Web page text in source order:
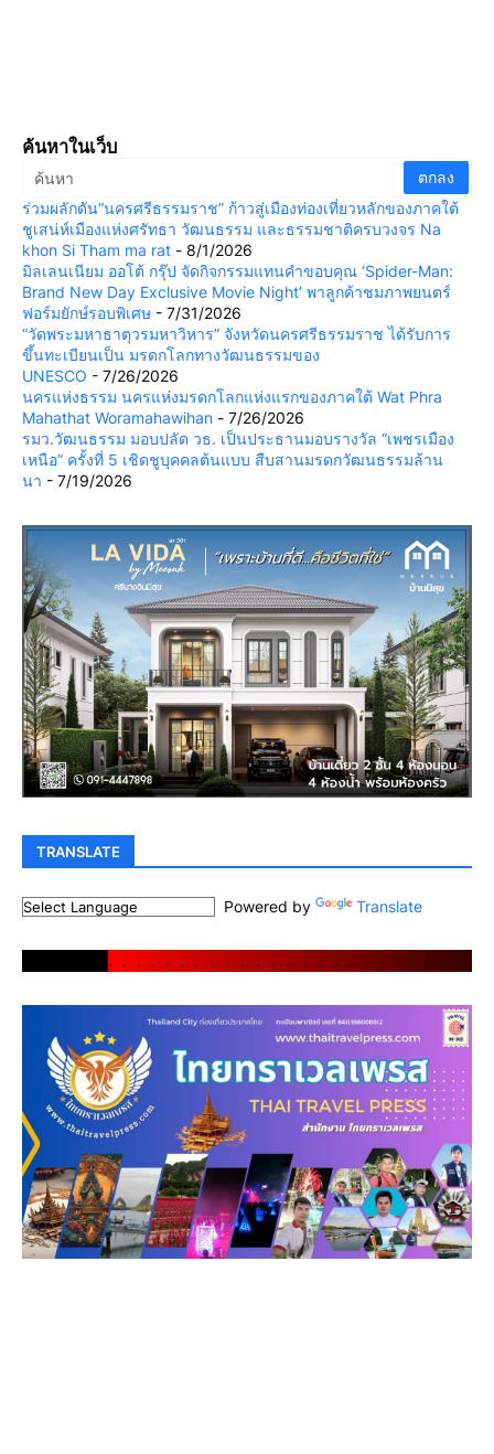
ค้นหาในเว็บ
ร่วมผลักดัน“นครศรีธรรมราช” ก้าวสู่เมืองท่องเที่ยวหลักของภาคใต้
ชูเสน่ห์เมืองแห่งศรัทธา วัฒนธรรม และธรรมชาติครบวงจร Na
khon Si Tham ma rat - 8/1/2026
มิลเลนเนียม ออโต้ กรุ๊ป จัดกิจกรรมแทนคำขอบคุณ ‘Spider-Man:
Brand New Day Exclusive Movie Night’ พาลูกค้าชมภาพยนตร์
ฟอร์มยักษ์รอบพิเศษ - 7/31/2026
“วัดพระมหาธาตุวรมหาวิหาร” จังหวัดนครศรีธรรมราช ได้รับการ
ขึ้นทะเบียนเป็น มรดกโลกทางวัฒนธรรมของ
UNESCO - 7/26/2026
นครแห่งธรรม นครแห่งมรดกโลกแห่งแรกของภาคใต้ Wat Phra
Mahathat Woramahawihan - 7/26/2026
รมว.วัฒนธรรม มอบปลัด วธ. เป็นประธานมอบรางวัล “เพชรเมือง
เหนือ” ครั้งที่ 5 เชิดชูบุคคลต้นแบบ สืบสานมรดกวัฒนธรรมล้าน
นา - 7/19/2026
TRANSLATE
Powered by Translate
. . . . . . . . . . . . . . . . . . . . . . . .